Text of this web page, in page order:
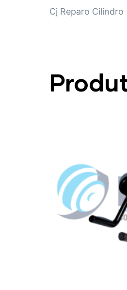
Cj Reparo Cilindro